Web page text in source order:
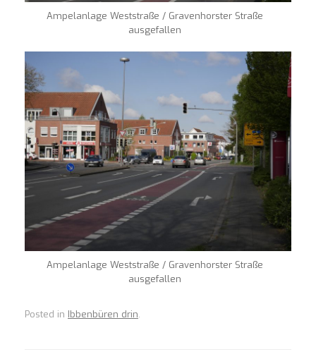
Ampelanlage Weststraße / Gravenhorster Straße
ausgefallen
Ampelanlage Weststraße / Gravenhorster Straße
ausgefallen
Posted in Ibbenbüren drin.